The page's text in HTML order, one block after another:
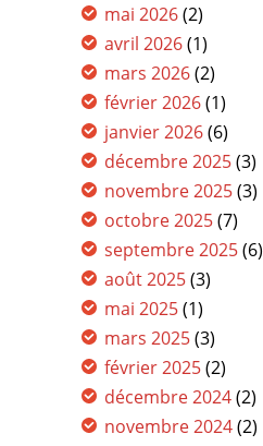
mai 2026(2)
avril 2026(1)
mars 2026(2)
février 2026(1)
janvier 2026(6)
décembre 2025(3)
novembre 2025(3)
octobre 2025(7)
septembre 2025(6)
août 2025(3)
mai 2025(1)
mars 2025(3)
février 2025(2)
décembre 2024(2)
novembre 2024(2)